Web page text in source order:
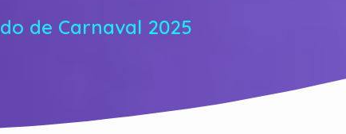
de Carnaval 2025